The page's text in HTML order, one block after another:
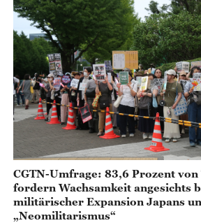
CGTN-Umfrage: 83,6 Prozent
fordern Wachsamkeit angesichts
militärischer Expansion Japans
„Neomilitarismus“